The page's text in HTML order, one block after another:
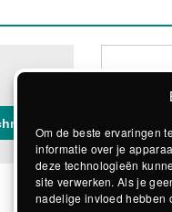
Om de beste ervaringen
informatie over je
deze technologieën
site verwerken. Als je
nadelige invloed hebben